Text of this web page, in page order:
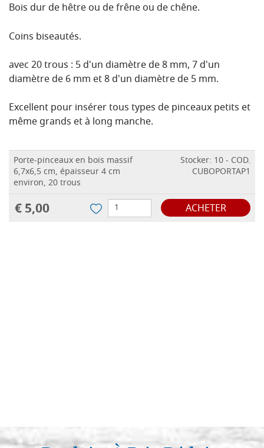
Bois dur de hêtre ou de frêne ou de chêne.
Coins biseautés.
avec 20 trous : 5 d'un diamètre de 8 mm, 7 d'un
diamètre de 6 mm et 8 d'un diamètre de 5 mm.
Excellent pour insérer tous types de pinceaux petits et
même grands et à long manche.
Porte-pinceaux en bois massif
6,7x6,5 cm, épaisseur 4 cm
environ, 20 trous
Stocker: 10 - COD.
CUBOPORTAP1
€ 5,00 ACHETER